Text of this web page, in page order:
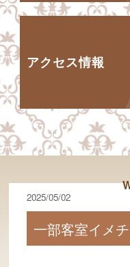
アクセス情報
2025/05/02
一部客室イメ